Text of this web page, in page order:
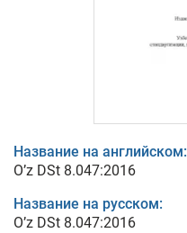
Название на английском:
O’z DSt 8.047:2016
Название на русском:
O’z DSt 8.047:2016